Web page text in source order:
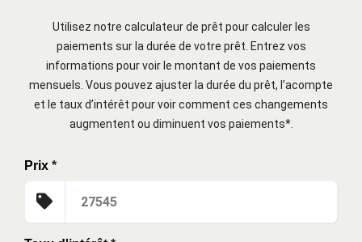
Utilisez notre calculateur de prêt pour calculer les
paiements sur la durée de votre prêt. Entrez vos
informations pour voir le montant de vos paiements
mensuels. Vous pouvez ajuster la durée du prêt, l’acompte
et le taux d’intérêt pour voir comment ces changements
augmentent ou diminuent vos paiements*.
Prix *